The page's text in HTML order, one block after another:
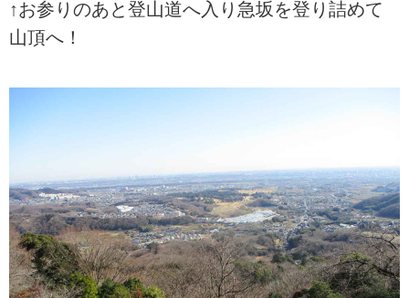
↑お参りのあと登山道へ入り急坂を登り詰めて
山頂へ！